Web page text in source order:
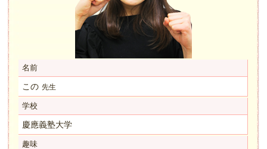
名前
この 先生
学校
慶應義塾大学
趣味